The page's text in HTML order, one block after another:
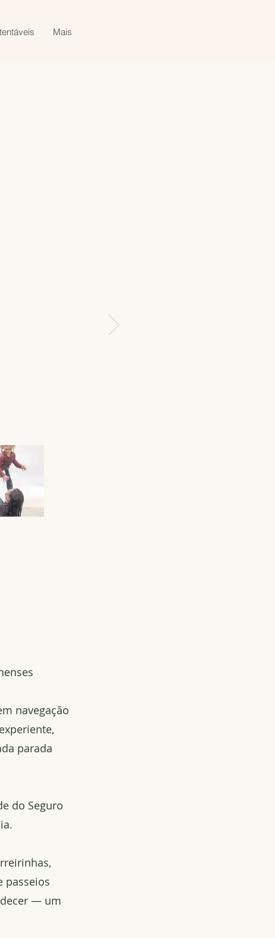
Mais
navegação
parada
do Seguro
passeios
— um